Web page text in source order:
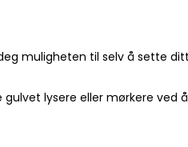
muligheten til selv å sette
lysere eller mørkere ved